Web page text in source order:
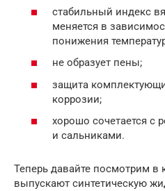
стабильный индекс
меняется в
понижения
не образует пены;
защита
коррозии;
хорошо сочетается с
и сальниками.
Теперь давайте посмотрим в
выпускают синтетическую